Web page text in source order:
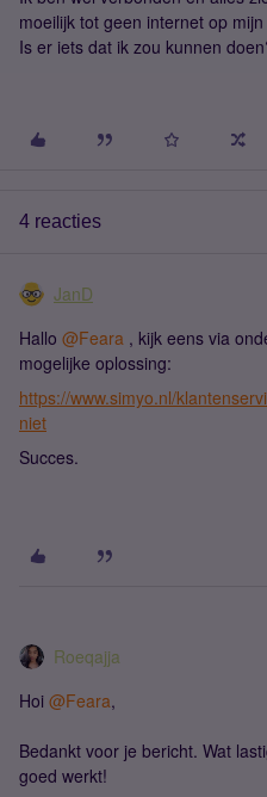
moeilijk tot geen internet op
Is er iets dat ik zou kunnen
4 reacties
JanD
Hallo ​ @Feara , kijk eens via
mogelijke oplossing:
https://www.simyo.nl/
niet
Succes.
Roeqajja
Hoi ​ @Feara,
Bedankt voor je bericht. Wat
goed werkt!